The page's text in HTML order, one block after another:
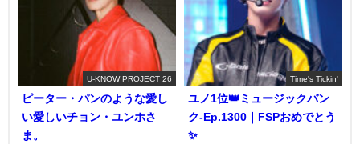
U-KNOW PROJECT 26
ピーター・パンのような愛し
い愛しいチョン・ユンホさ
ま。
Time's Tickin'
ユノ1位👑ミュージックバン
ク-Ep.1300｜FSPおめでとう
✨️